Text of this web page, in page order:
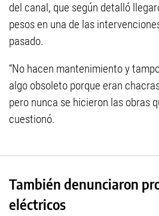
del canal, que según detalló
pesos en una de las
pasado.
“No hacen mantenimiento y
algo obsoleto porque eran
pero nunca se hicieron las obras
cuestionó.
También denunciaron
eléctricos